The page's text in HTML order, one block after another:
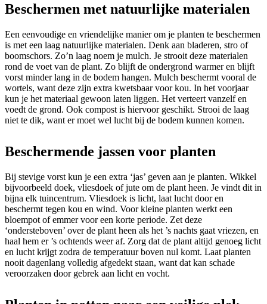
Beschermen met natuurlijke materialen
Een eenvoudige en vriendelijke manier om je planten te beschermen
is met een laag natuurlijke materialen. Denk aan bladeren, stro of
boomschors. Zo’n laag noem je mulch. Je strooit deze materialen
rond de voet van de plant. Zo blijft de ondergrond warmer en blijft
vorst minder lang in de bodem hangen. Mulch beschermt vooral de
wortels, want deze zijn extra kwetsbaar voor kou. In het voorjaar
kun je het materiaal gewoon laten liggen. Het verteert vanzelf en
voedt de grond. Ook compost is hiervoor geschikt. Strooi de laag
niet te dik, want er moet wel lucht bij de bodem kunnen komen.
Beschermende jassen voor planten
Bij stevige vorst kun je een extra ‘jas’ geven aan je planten. Wikkel
bijvoorbeeld doek, vliesdoek of jute om de plant heen. Je vindt dit in
bijna elk tuincentrum. Vliesdoek is licht, laat lucht door en
beschermt tegen kou en wind. Voor kleine planten werkt een
bloempot of emmer voor een korte periode. Zet deze
‘ondersteboven’ over de plant heen als het ’s nachts gaat vriezen, en
haal hem er ’s ochtends weer af. Zorg dat de plant altijd genoeg licht
en lucht krijgt zodra de temperatuur boven nul komt. Laat planten
nooit dagenlang volledig afgedekt staan, want dat kan schade
veroorzaken door gebrek aan licht en vocht.